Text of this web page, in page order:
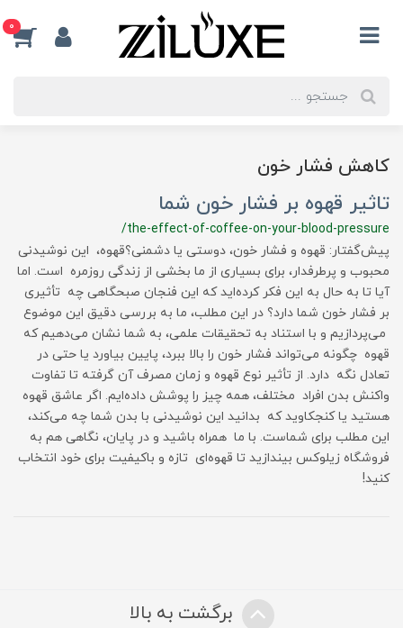
0
کاهش فشار خون
تاثیر قهوه بر فشار خون شما
/the-effect-of-coffee-on-your-blood-pressure
پیش‌گفتار: قهوه و فشار خون، دوستی یا دشمنی؟قهوه، این نوشیدنی
محبوب و پرطرفدار، برای بسیاری از ما بخشی از زندگی روزمره است. اما
آیا تا به حال به این فکر کرده‌اید که این فنجان صبحگاهی چه تأثیری
بر فشار خون شما دارد؟ در این مطلب، ما به بررسی دقیق این موضوع
می‌پردازیم و با استناد به تحقیقات علمی، به شما نشان می‌دهیم که
قهوه چگونه می‌تواند فشار خون را بالا ببرد، پایین بیاورد یا حتی در
تعادل نگه دارد. از تأثیر نوع قهوه و زمان مصرف آن گرفته تا تفاوت
واکنش بدن افراد مختلف، همه چیز را پوشش داده‌ایم. اگر عاشق قهوه
هستید یا کنجکاوید که بدانید این نوشیدنی با بدن شما چه می‌کند،
این مطلب برای شماست. با ما همراه باشید و در پایان، نگاهی هم به
فروشگاه زیلوکس بیندازید تا قهوه‌ای تازه و باکیفیت برای خود انتخاب
کنید!
برگشت به بالا